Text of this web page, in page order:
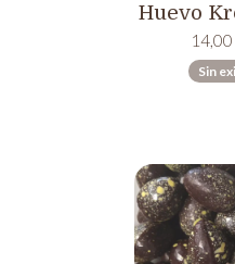
Huevo
14,00
Sin